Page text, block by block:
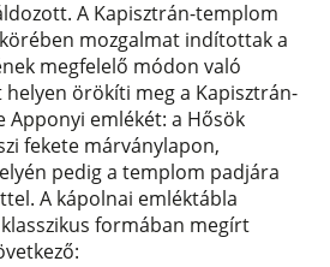
A Kapisztrán-templom
mozgalmat indítottak a
megfelelő módon való
örökíti meg a Kapisztrán-
emlékét: a Hősök
fekete márványlapon,
pedig a templom padjára
A kápolnai emléktábla
formában megírt